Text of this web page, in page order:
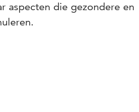
aspecten die gezondere en